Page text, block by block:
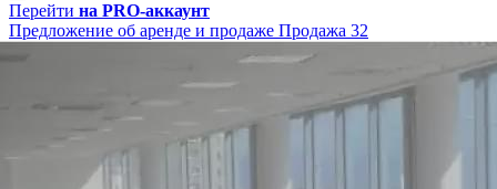
Перейти на PRO-аккаунт
Предложение об аренде и продаже Продажа 32